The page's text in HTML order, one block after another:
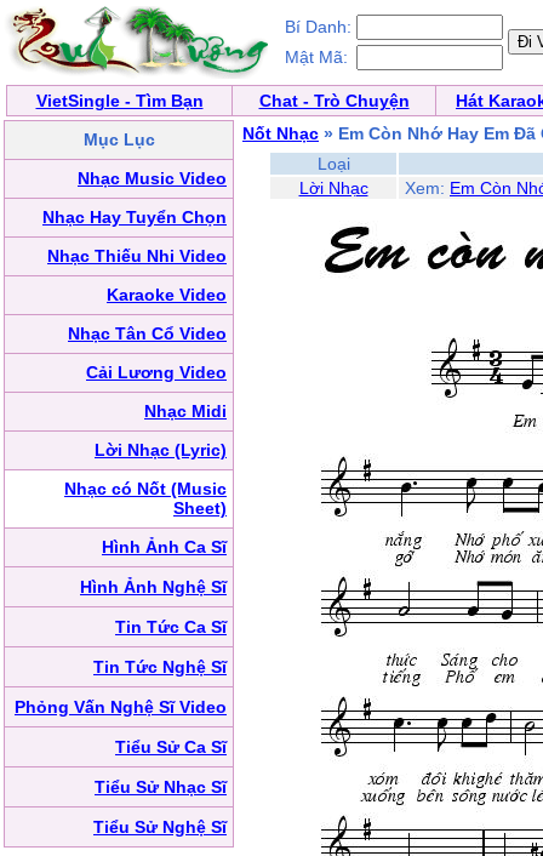
Bí Danh:
Mật Mã:
VietSingle - Tìm Bạn Chat - Trò Chuyện
Hát
Mục Lục
Nhạc Music Video
Nhạc Hay Tuyển Chọn
Nhạc Thiếu Nhi Video
Karaoke Video
Nhạc Tân Cổ Video
Cải Lương Video
Nhạc Midi
Lời Nhạc (Lyric)
Nhạc có Nốt (Music
Sheet)
Hình Ảnh Ca Sĩ
Hình Ảnh Nghệ Sĩ
Tin Tức Ca Sĩ
Tin Tức Nghệ Sĩ
Phỏng Vấn Nghệ Sĩ Video
Tiểu Sử Ca Sĩ
Tiểu Sử Nhạc Sĩ
Tiểu Sử Nghệ Sĩ
Nốt Nhạc » Em Còn Nhớ Hay Em Đã
Loại
Lời Nhạc
Xem: Em Còn